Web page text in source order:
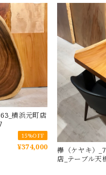
横浜元町店
15%OFF
¥374,000
欅（ケヤキ）
店_テーブル